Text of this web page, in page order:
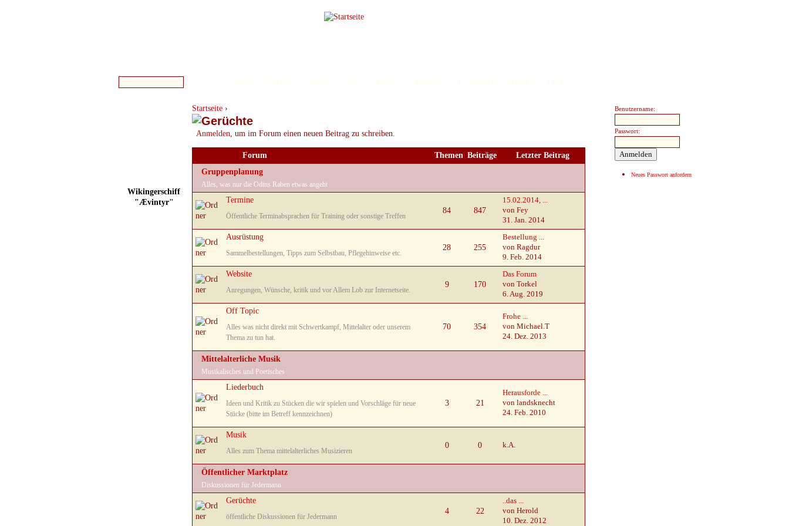
Startseite ›
Anmelden, um im Forum einen neuen Beitrag zu schreiben.
Forum Themen Beiträge
Letzter Beitrag
Gruppenplanung
Alles, was nur die Odins Raben etwas angeht
Termine
Öffentliche Terminabsprachen für Training oder sonstige Treffen
84 847
15.02.2014, ...
von Fey
31. Jan. 2014
Ausrüstung
Sammelbestellungen, Tipps zum Selbstbau, Pflegehinweise etc.
28 255
Bestellung ...
von Ragdur
9. Feb. 2014
Website
Anregungen, Wünsche, kritik und vor Allem Lob zur Internetseite.
9 170
Das Forum
von Torkel
6. Aug. 2019
Off Topic
Alles was nicht direkt mit Schwertkampf, Mittelalter oder unserem
Thema zu tun hat.
70 354
Frohe ...
von Michael.T
24. Dez. 2013
Mittelalterliche Musik
Musikalisches und Poetisches
Liederbuch
Ideen und Kritik zu Stücken die wir spielen und Vorschläge für neue
Stücke (bitte im Betreff kennzeichnen)
3 21
Herausforde ...
von landsknecht
24. Feb. 2010
Musik
Alles zum Thema mittelalterliches Musizieren
0 0 k.A.
Öffentlicher Marktplatz
Diskussionen für Jedermann
Gerüchte
öffentliche Diskussionen für Jedermann
4 22
..das ...
von Herold
10. Dez. 2012
Wikingerschiff
"Ævintyr"
Benutzername:
Passwort:
Neues Passwort anfordern